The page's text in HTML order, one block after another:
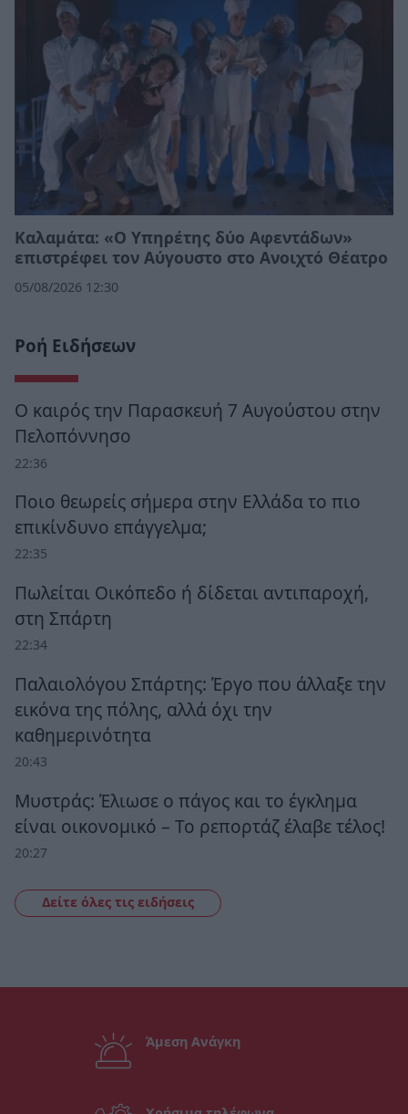
Καλαμάτα: «Ο Υπηρέτης δύο Αφεντάδων»
επιστρέφει τον Αύγουστο στο Ανοιχτό Θέατρο
05/08/2026 12:30
Ροή Ειδήσεων
Ο καιρός την Παρασκευή 7 Αυγούστου στην
Πελοπόννησο
22:36
Ποιο θεωρείς σήμερα στην Ελλάδα το πιο
επικίνδυνο επάγγελμα;
22:35
Πωλείται Οικόπεδο ή δίδεται αντιπαροχή,
στη Σπάρτη
22:34
Παλαιολόγου Σπάρτης: Έργο που άλλαξε την
εικόνα της πόλης, αλλά όχι την
καθημερινότητα
20:43
Μυστράς: Έλιωσε ο πάγος και το έγκλημα
είναι οικονομικό – Το ρεπορτάζ έλαβε τέλος!
20:27
Δείτε όλες τις ειδήσεις
Άμεση Ανάγκη